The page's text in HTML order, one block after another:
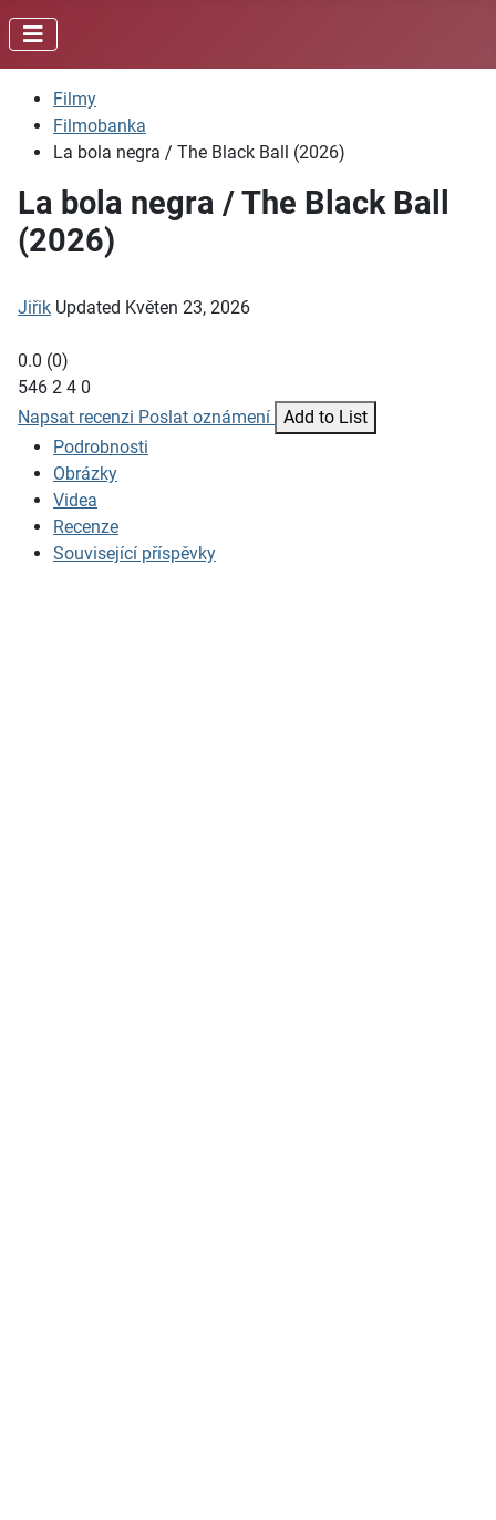
Filmy
Filmobanka
La bola negra / The Black Ball (2026)
La bola negra / The Black Ball
(2026)
Jiřik Updated Květen 23, 2026
0.0 (0)
546 2 4 0
Napsat recenzi Poslat oznámení
Add to List
Podrobnosti
Obrázky
Videa
Recenze
Související příspěvky